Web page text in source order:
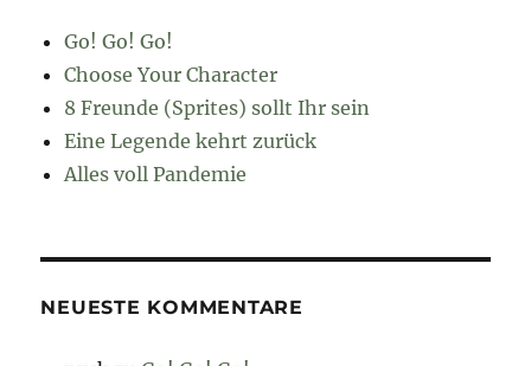
Go! Go! Go!
Choose Your Character
8 Freunde (Sprites) sollt Ihr sein
Eine Legende kehrt zurück
Alles voll Pandemie
NEUESTE KOMMENTARE